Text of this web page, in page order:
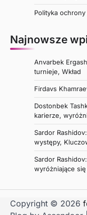
Polityka
Najnowsze
Anvarbek
turnieje, Wkład
Firdavs
Dostonbek
karierze,
Sardor
występy,
Sardor
wyróżniające
Copyright © 2026